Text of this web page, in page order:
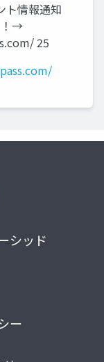
ト情報通知
！→
25
シッド
ー